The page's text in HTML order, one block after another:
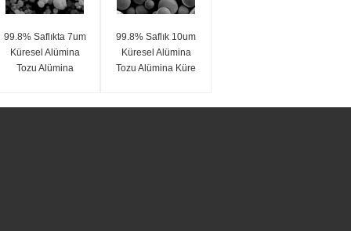
99.8% Saflıkta 7um
Küresel Alümina
Tozu Alümina
99.8% Saflık 10um
Küresel Alümina
Tozu Alümina Küre